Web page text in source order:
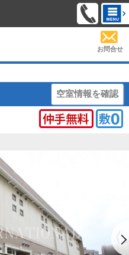
お問合せ
空室情報を確認